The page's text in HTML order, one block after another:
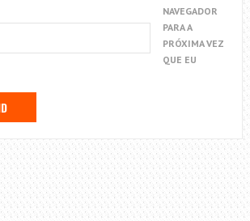
NAVEGADOR
PARA A
PRÓXIMA VEZ
QUE EU